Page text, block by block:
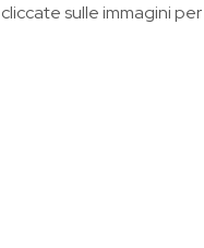
sulle immagini